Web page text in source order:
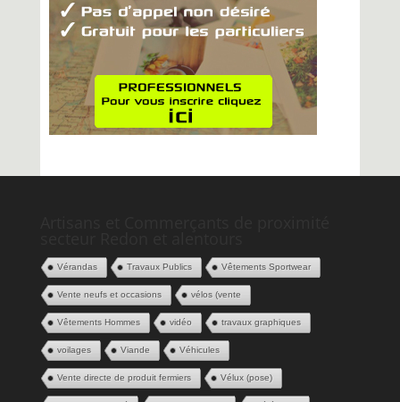
Vérandas Travaux Publics Vêtements Sportwear
Vente neufs et occasions vélos (vente
Vêtements Hommes vidéo travaux graphiques
voilages Viande Véhicules
Vente directe de produit fermiers Vélux (pose)